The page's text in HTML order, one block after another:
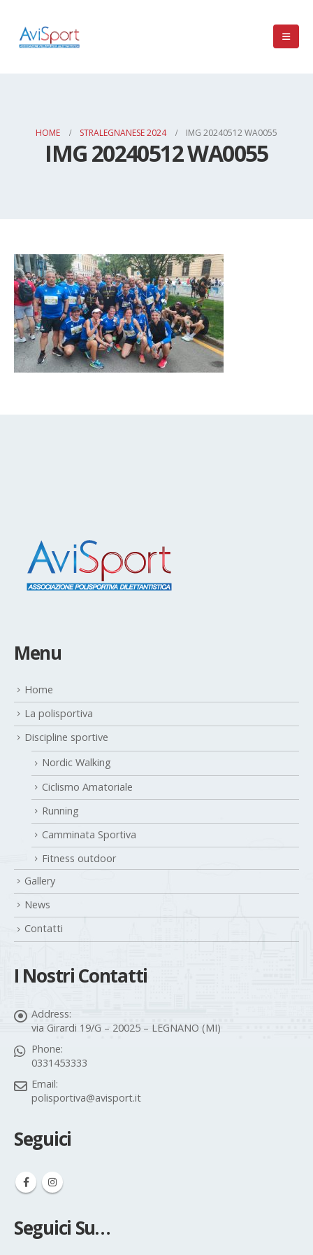
HOME STRALEGNANESE 2024 IMG 20240512 WA0055
IMG 20240512 WA0055
Menu
Home
La polisportiva
Discipline sportive
Nordic Walking
Ciclismo Amatoriale
Running
Camminata Sportiva
Fitness outdoor
Gallery
News
Contatti
I Nostri Contatti
Address:
via Girardi 19/G – 20025 – LEGNANO (MI)
Phone:
0331453333
Email:
polisportiva@avisport.it
Seguici
Seguici Su…